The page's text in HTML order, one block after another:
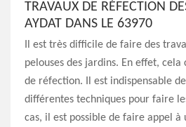
TRAVAUX DE RÉFECTION
AYDAT DANS LE 63970
Il est très difficile de faire des
pelouses des jardins. En effet,
de réfection. Il est indispensable
différentes techniques pour faire
cas, il est possible de faire appel à